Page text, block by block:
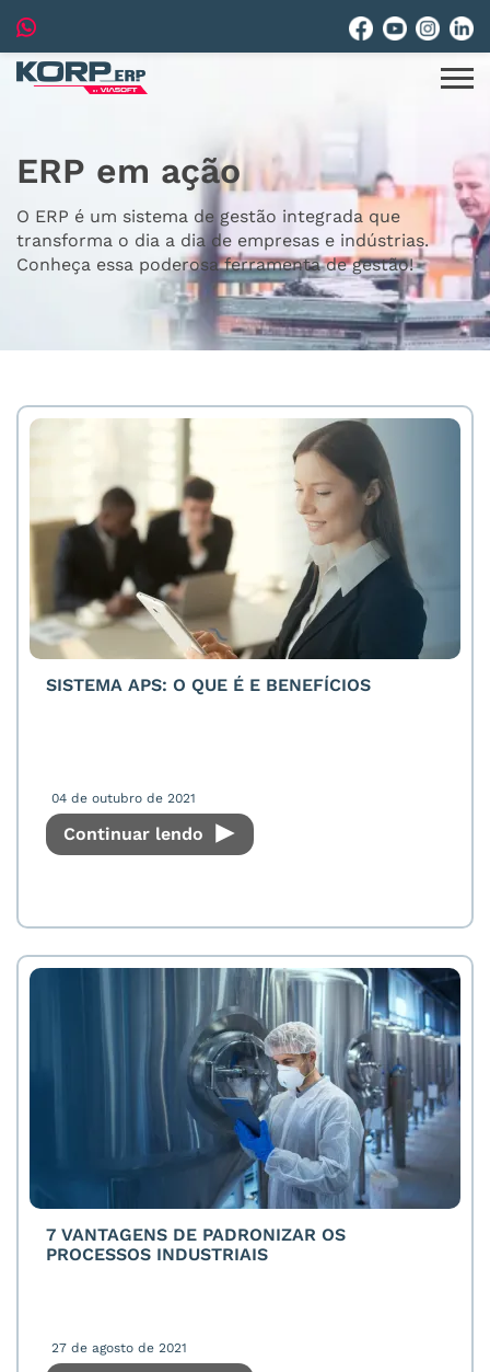
ERP em ação
O ERP é um sistema de gestão integrada que
transforma o dia a dia de empresas e indústrias.
Conheça essa poderosa ferramenta de gestão!
SISTEMA APS: O QUE É E BENEFÍCIOS
04 de outubro de 2021
Continuar lendo
7 VANTAGENS DE PADRONIZAR OS
PROCESSOS INDUSTRIAIS
27 de agosto de 2021